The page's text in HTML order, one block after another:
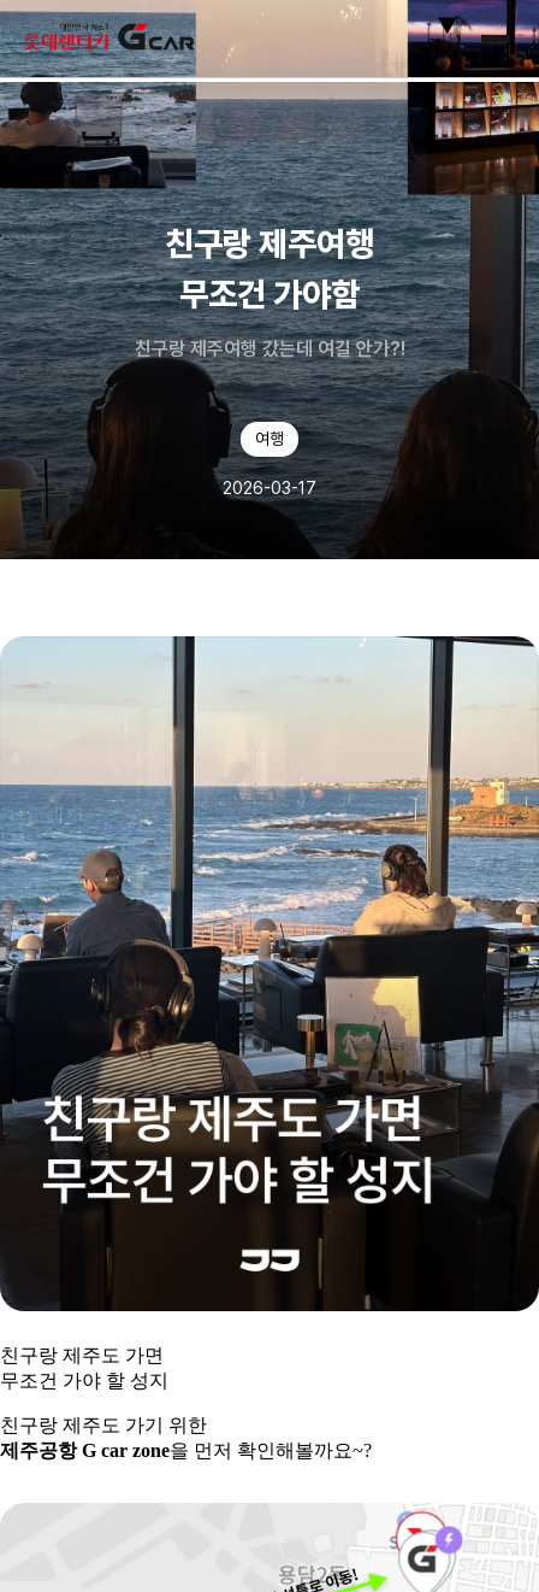
skip navigation
전체
친구랑 제주여행
무조건 가야함
친구랑 제주여행 갔는데 여길 안가?!
여행
2026-03-17
친구랑 제주도 가면
무조건 가야 할 성지
친구랑 제주도 가기 위한
제주공항 G car zone을 먼저 확인해볼까요~?